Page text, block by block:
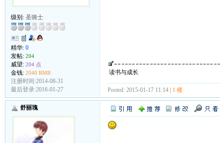
级别: 圣骑士
精华: 0
发帖: 204
威望: 204 点
金钱: 2040 RMB
注册时间:2014-08-31
最后登录:2016-01-27
读书与成长
Posted: 2015-01-17 11:14 | 1 楼
舒丽瑰